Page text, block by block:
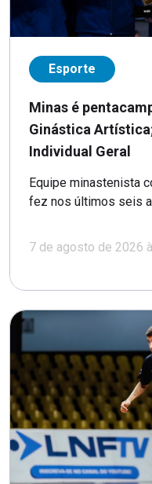
Esporte
Minas é
Ginástica
Individual Geral
Equipe minastenista
fez nos últimos seis
7 de agosto de 2026